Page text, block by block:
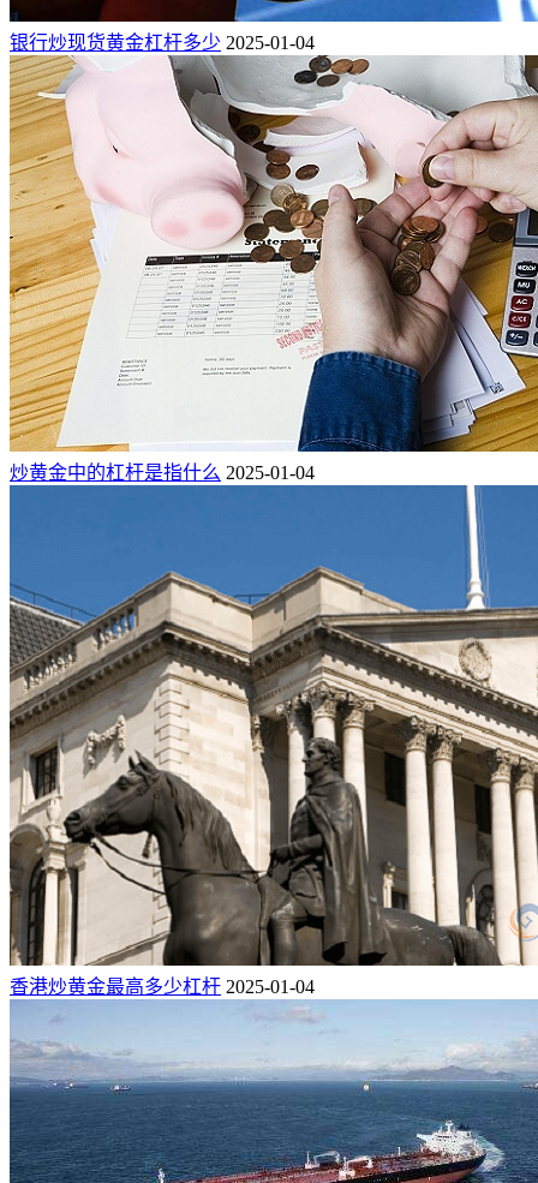
银行炒现货黄金杠杆多少 2025-01-04
炒黄金中的杠杆是指什么 2025-01-04
香港炒黄金最高多少杠杆 2025-01-04